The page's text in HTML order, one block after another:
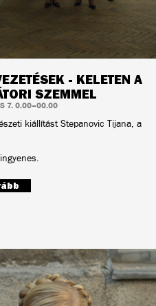
- KELETEN A
SZEMMEL
7. 0.00–00.00
kiállítást Stepanovic Tijana, a